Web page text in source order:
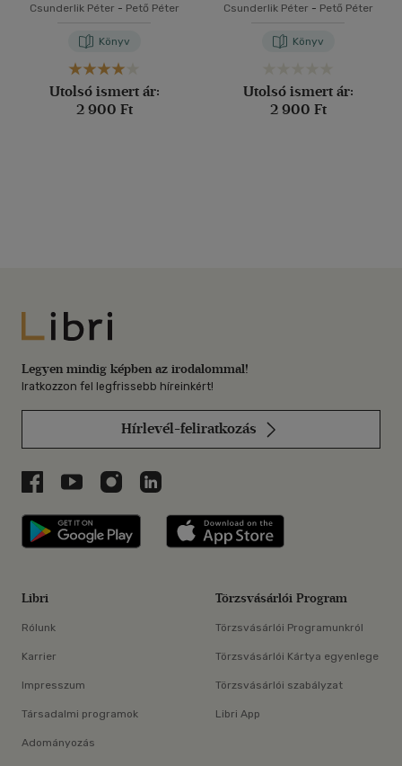
Csunderlik Péter - Pető Péter
Könyv
Utolsó ismert ár:
2 900 Ft
Csunderlik Péter - Pető Péter
Könyv
Utolsó ismert ár:
2 900 Ft
Libri
Legyen mindig képben az irodalommal!
Iratkozzon fel legfrissebb híreinkért!
Hírlevél-feliratkozás
Libri a Facebookon
Libri a Youtube-on
Libri az Instagramon
Libri a LinkedInen
Libri applikáció Szerezd meg: Google
Libri
Rólunk
Karrier
Impresszum
Társadalmi programok
Adományozás
Törzsvásárlói Program
Törzsvásárlói Programunkról
Törzsvásárlói Kártya egyenlege
Törzsvásárlói szabályzat
Libri App